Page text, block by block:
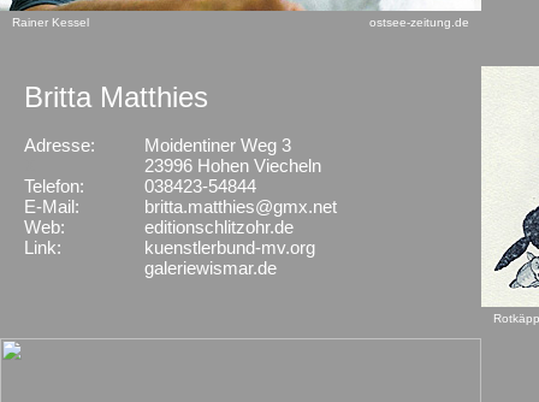
Rainer Kessel ostsee-zeitung.de
Britta Matthies
Adresse:
Telefon:
E-Mail:
Web:
Link:
Moidentiner Weg 3
23996 Hohen Viecheln
038423-54844
britta.matthies@gmx.net
editionschlitzohr.de
kuenstlerbund-mv.org
galeriewismar.de